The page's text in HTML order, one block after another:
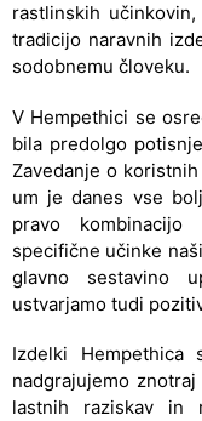
rastlinskih
tradicijo naravnih
sodobnemu človeku.
V Hempethici se
bila predolgo
Zavedanje o
um je danes vse
pravo
specifične učinke
glavno sestavino
ustvarjamo tudi
Izdelki
nadgrajujemo znotraj
lastnih raziskav in